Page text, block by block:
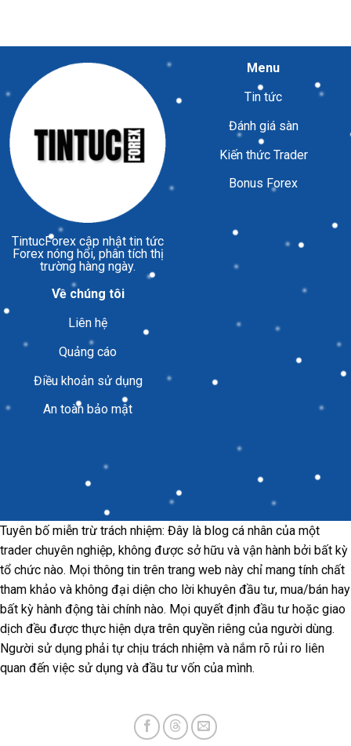
TintucForex cập nhật tin tức
Forex nóng hổi, phân tích thị
trường hàng ngày.
Menu
Tin tức
Đánh giá sàn
Kiến thức Trader
Bonus Forex
Về chúng tôi
Liên hệ
Quảng cáo
Điều khoản sử dụng
An toàn bảo mật
Tuyên bố miễn trừ trách nhiệm: Đây là blog cá nhân của một
trader chuyên nghiệp, không được sở hữu và vận hành bởi bất kỳ
tổ chức nào. Mọi thông tin trên trang web này chỉ mang tính chất
tham khảo và không đại diện cho lời khuyên đầu tư, mua/bán hay
bất kỳ hành động tài chính nào. Mọi quyết định đầu tư hoặc giao
dịch đều được thực hiện dựa trên quyền riêng của người dùng.
Người sử dụng phải tự chịu trách nhiệm và nắm rõ rủi ro liên
quan đến việc sử dụng và đầu tư vốn của mình.